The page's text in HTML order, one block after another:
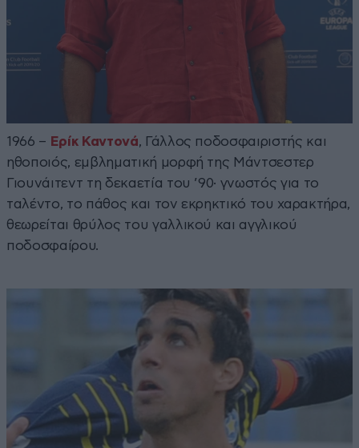
1966 – Ερίκ Καντονά, Γάλλος ποδοσφαιριστής και
ηθοποιός, εμβληματική μορφή της Μάντσεστερ
Γιουνάιτεντ τη δεκαετία του ’90· γνωστός για το
ταλέντο, το πάθος και τον εκρηκτικό του χαρακτήρα,
θεωρείται θρύλος του γαλλικού και αγγλικού
ποδοσφαίρου.